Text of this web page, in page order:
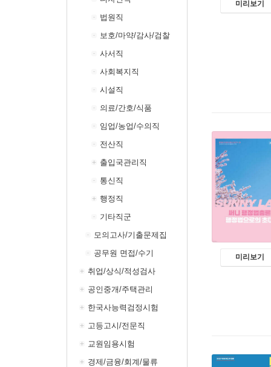
법원직
보호/마약/감사/검찰
사서직
사회복지직
시설직
의료/간호/식품
임업/농업/수의직
전산직
출입국관리직
통신직
행정직
기타직군
모의고사/기출문제집
공무원 면접/수기
취업/상식/적성검사
공인중개/주택관리
한국사능력검정시험
고등고시/전문직
교원임용시험
경제/금융/회계/물류
미리보기
미리보기